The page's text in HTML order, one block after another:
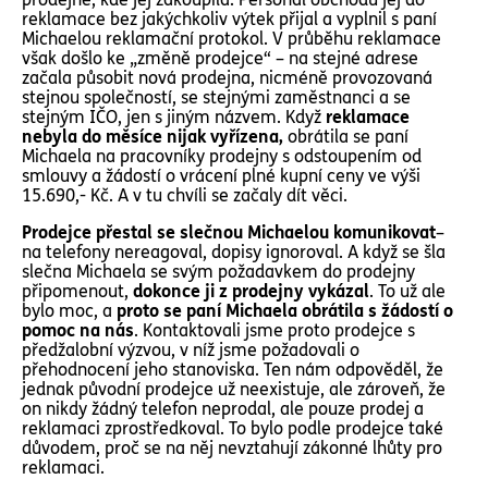
reklamace bez jakýchkoliv výtek přijal a vyplnil s paní
Michaelou reklamační protokol. V průběhu reklamace
však došlo ke „změně prodejce“ – na stejné adrese
začala působit nová prodejna, nicméně provozovaná
stejnou společností, se stejnými zaměstnanci a se
stejným IČO, jen s jiným názvem. Když reklamace
nebyla do měsíce nijak vyřízena, obrátila se paní
Michaela na pracovníky prodejny s odstoupením od
smlouvy a žádostí o vrácení plné kupní ceny ve výši
15.690,- Kč. A v tu chvíli se začaly dít věci.
Prodejce přestal se slečnou Michaelou komunikovat–
na telefony nereagoval, dopisy ignoroval. A když se šla
slečna Michaela se svým požadavkem do prodejny
připomenout, dokonce ji z prodejny vykázal. To už ale
bylo moc, a proto se paní Michaela obrátila s žádostí o
pomoc na nás. Kontaktovali jsme proto prodejce s
předžalobní výzvou, v níž jsme požadovali o
přehodnocení jeho stanoviska. Ten nám odpověděl, že
jednak původní prodejce už neexistuje, ale zároveň, že
on nikdy žádný telefon neprodal, ale pouze prodej a
reklamaci zprostředkoval. To bylo podle prodejce také
důvodem, proč se na něj nevztahují zákonné lhůty pro
reklamaci.